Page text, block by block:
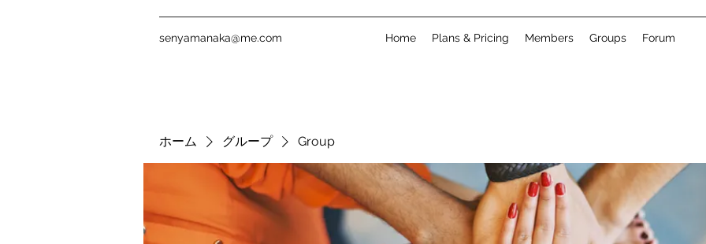
senyamanaka@me.com Home Plans & Pricing Members Groups Forum
ホーム グループ Group